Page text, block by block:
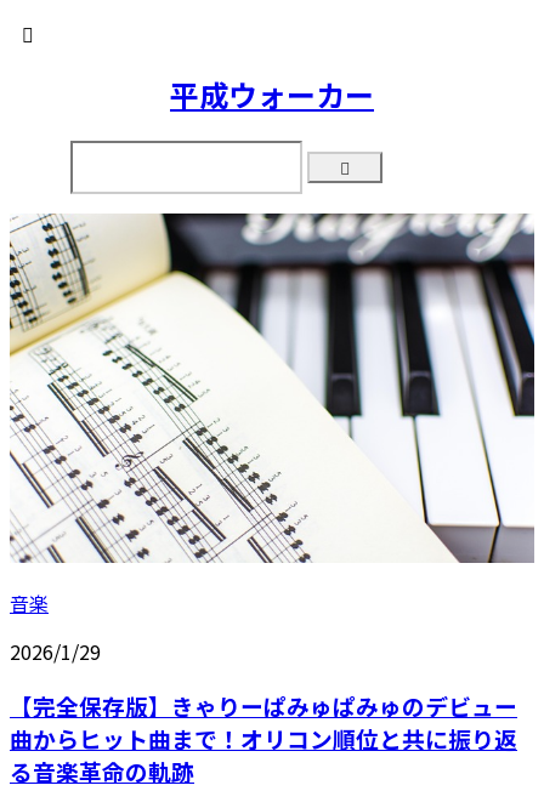
平成ウォーカー
音楽
2026/1/29
【完全保存版】きゃりーぱみゅぱみゅのデビュー
曲からヒット曲まで！オリコン順位と共に振り返
る音楽革命の軌跡